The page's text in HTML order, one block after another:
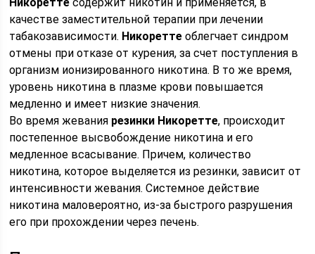
качестве заместительной терапии при лечении
табакозависимости. Никоретте облегчает синдром
отмены при отказе от курения, за счет поступления в
организм ионизированного никотина. В то же время,
уровень никотина в плазме крови повышается
медленно и имеет низкие значения.
Во время жевания резинки Никоретте, происходит
постепенное высвобождение никотина и его
медленное всасывание. Причем, количество
никотина, которое выделяется из резинки, зависит от
интенсивности жевания. Системное действие
никотина маловероятно, из-за быстрого разрушения
его при прохождении через печень.